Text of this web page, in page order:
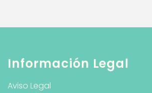
Información Legal
Aviso Legal